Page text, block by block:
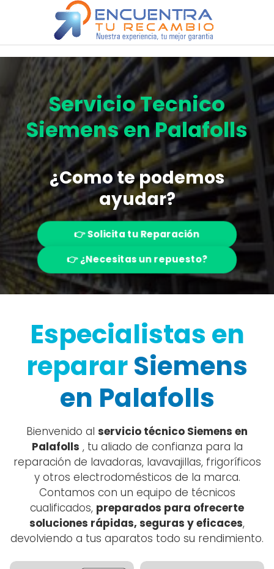
Servicio Tecnico
Siemens en Palafolls
¿Como te podemos
ayudar?
👉 Solicita tu Reparación
👉 ¿Necesitas un repuesto?
Especialistas en
repararSiemens
en Palafolls
Bienvenido al servicio técnico Siemens en
Palafolls , tu aliado de confianza para la
reparación de lavadoras, lavavajillas, frigoríficos
y otros electrodomésticos de la marca.
Contamos con un equipo de técnicos
cualificados, preparados para ofrecerte
soluciones rápidas, seguras y eficaces,
devolviendo a tus aparatos todo su rendimiento.